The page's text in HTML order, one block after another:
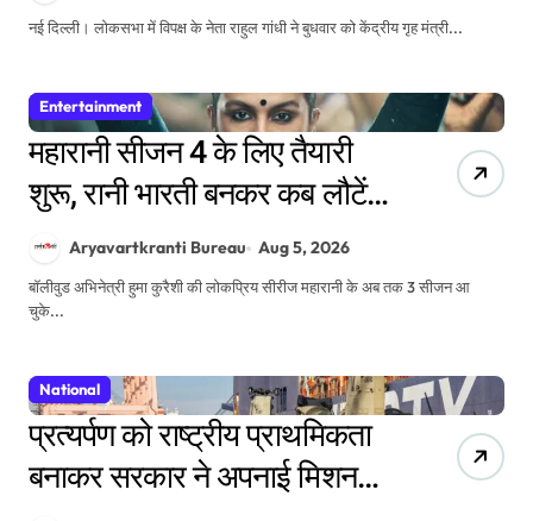
नई दिल्ली। लोकसभा में विपक्ष के नेता राहुल गांधी ने बुधवार को केंद्रीय गृह मंत्री...
Entertainment
महारानी सीजन 4 के लिए तैयारी
शुरू, रानी भारती बनकर कब लौटेंगी
हुमा कुरैशी?
Aryavartkranti Bureau Aug 5, 2026
बॉलीवुड अभिनेत्री हुमा कुरैशी की लोकप्रिय सीरीज महारानी के अब तक 3 सीजन आ
चुके...
National
प्रत्यर्पण को राष्ट्रीय प्राथमिकता
बनाकर सरकार ने अपनाई मिशन